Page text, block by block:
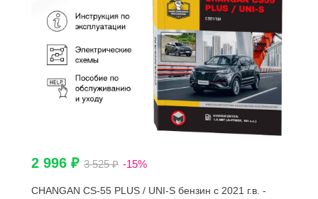
2 996 ₽ 3 525 ₽ -15%
CHANGAN CS-55 PLUS / UNI-S бензин с 2021 г.в. -